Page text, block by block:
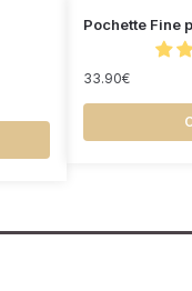
Pochette Fine
33.90€